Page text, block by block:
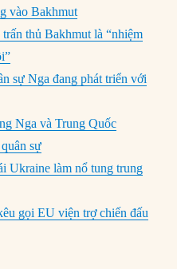
vào Bakhmut
thủ Bakhmut là “nhiệm
sự Nga đang phát triển với
Nga và Trung Quốc
sự
Ukraine làm nổ tung trung
gọi EU viện trợ chiến đấu
Quốc Phòng (24/3 – 30/3/